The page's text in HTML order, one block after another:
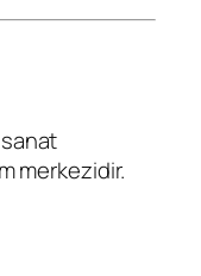
merkezidir.